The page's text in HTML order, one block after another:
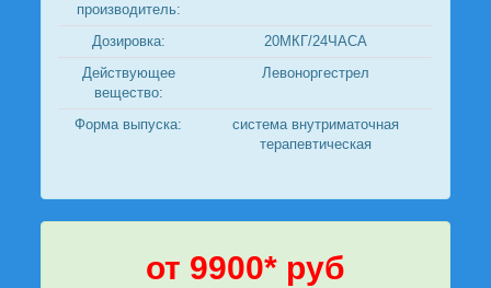
производитель:
Дозировка:
20МКГ/24ЧАСА
Действующее
вещество:
Левоноргестрел
Форма выпуска:
система внутриматочная
терапевтическая
от 9900* руб